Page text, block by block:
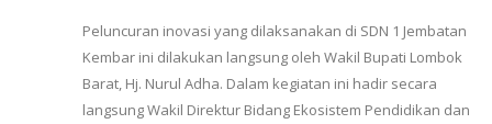
Peluncuran inovasi yang dilaksanakan di SDN 1 Jembatan
Kembar ini dilakukan langsung oleh Wakil Bupati Lombok
Barat, Hj. Nurul Adha. Dalam kegiatan ini hadir secara
langsung Wakil Direktur Bidang Ekosistem Pendidikan dan